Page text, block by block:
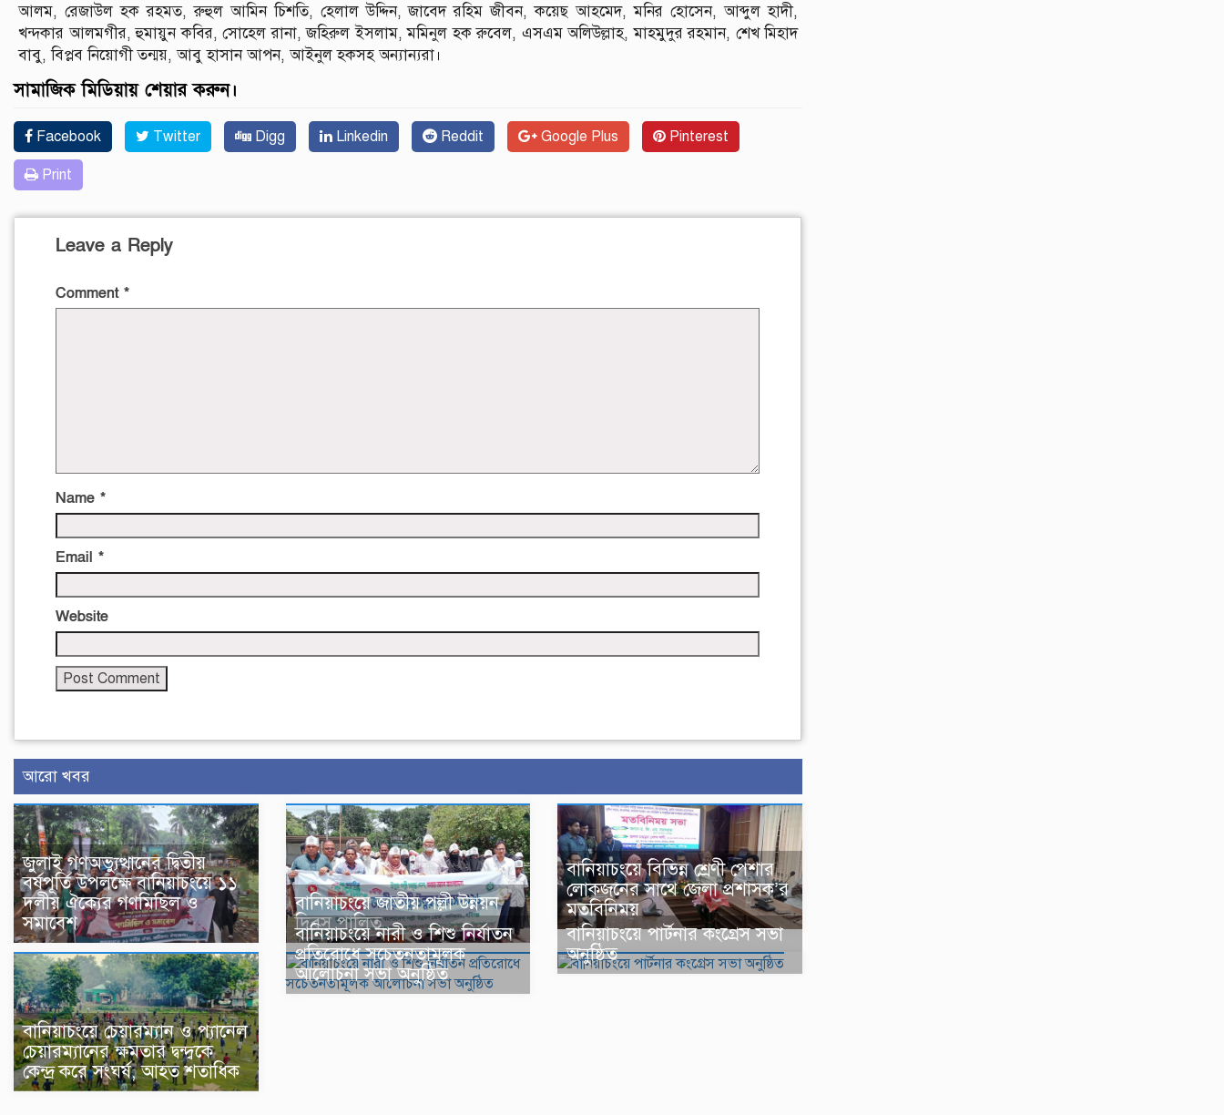
আলম, রেজাউল হক রহমত, রুহুল আমিন চিশতি, হেলাল উদ্দিন, জাবেদ রহিম জীবন, কয়েছ আহমেদ, মনির হোসেন, আব্দুল হাদী,
খন্দকার আলমগীর, হুমায়ুন কবির, সোহেল রানা, জহিরুল ইসলাম, মমিনুল হক রুবেল, এসএম অলিউল্লাহ, মাহমুদুর রহমান, শেখ মিহাদ
বাবু, বিপ্লব নিয়োগী তন্ময়, আবু হাসান আপন, আইনুল হকসহ অন্যান্যরা।
সামাজিক মিডিয়ায় শেয়ার করুন।
Facebook Twitter Digg Linkedin Reddit Google Plus Pinterest
Print
Leave a Reply
Comment *
Name *
Email *
Website
আরো খবর
জুলাই গণঅভ্যুত্থানের দ্বিতীয়
বর্ষপূর্তি উপলক্ষে বানিয়াচংয়ে ১১
দলীয় ঐক্যের গণমিছিল ও
সমাবেশ
বানিয়াচংয়ে জাতীয় পল্লী উন্নয়ন
দিবস পালিত
বানিয়াচংয়ে বিভিন্ন শ্রেণী পেশার
লোকজনের সাথে জেলা প্রশাসক’র
মতবিনিময়
বানিয়াচংয়ে চেয়ারম্যান ও প্যানেল
চেয়ারম্যানের ক্ষমতার দ্বন্দ্বকে
কেন্দ্র করে সংঘর্ষ, আহত শতাধিক
বানিয়াচংয়ে নারী ও শিশু নির্যাতন
প্রতিরোধে সচেতনতামূলক
আলোচনা সভা অনুষ্ঠিত
বানিয়াচংয়ে পার্টনার কংগ্রেস সভা
অনুষ্ঠিত